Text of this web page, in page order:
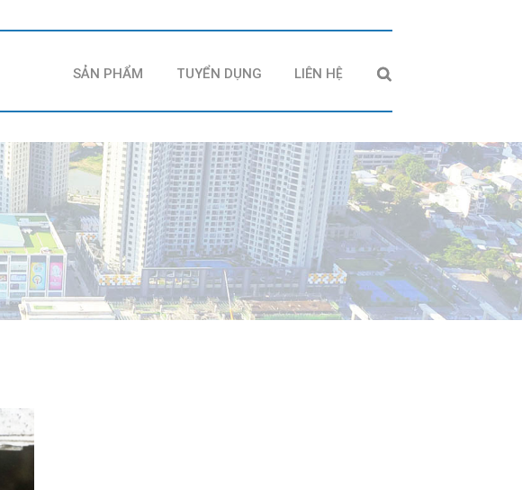
SẢN PHẨM TUYỂN DỤNG LIÊN HỆ